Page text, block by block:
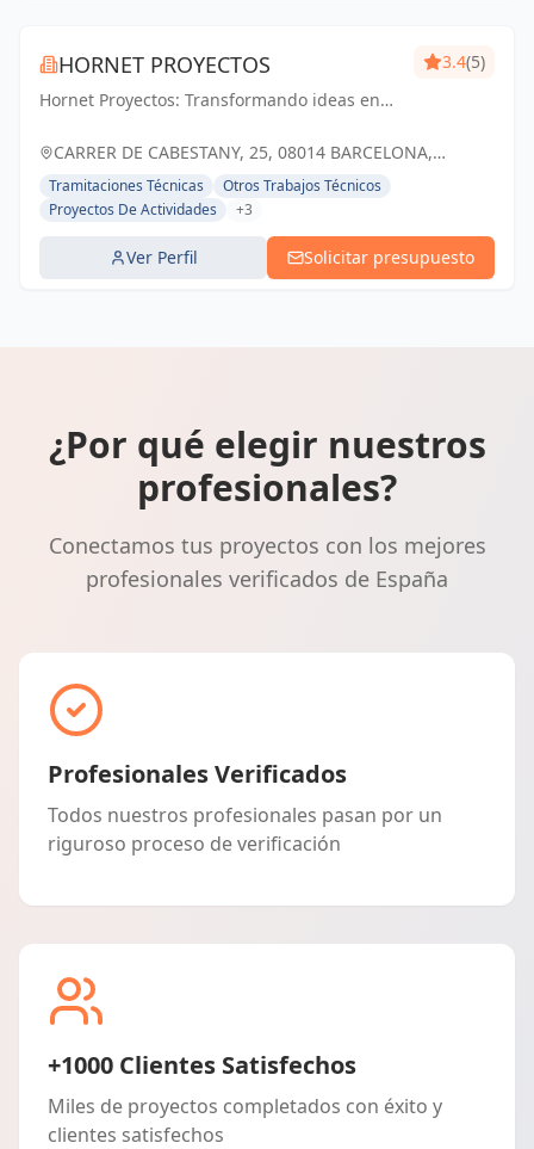
HORNET PROYECTOS
Hornet Proyectos: Transformando ideas en
impulsando el crecimiento de nuestros
3.4(5)
CARRER DE CABESTANY, 25, 08014 BARCELONA,
ESPAÑA, España
Tramitaciones Técnicas
Otros Trabajos Técnicos
Proyectos De Actividades
+3
Ver Perfil Solicitar presupuesto
¿Por qué elegir nuestros
profesionales?
Conectamos tus proyectos con los mejores
profesionales verificados de España
Profesionales Verificados
Todos nuestros profesionales pasan por un
riguroso proceso de verificación
+1000 Clientes Satisfechos
Miles de proyectos completados con éxito y
clientes satisfechos